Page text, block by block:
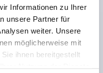
Informationen zu Ihrer
unsere Partner für
weiter. Unsere
möglicherweise mit
ihnen bereitgestellt